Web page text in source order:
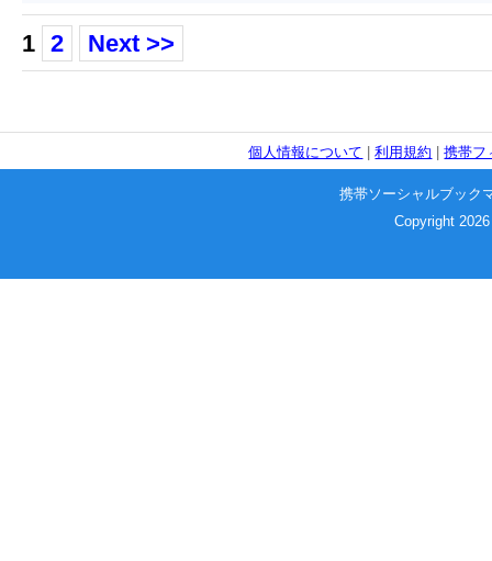
1 2 Next >>
個人情報について |利用規約 |携帯フ
携帯ソーシャルブック
Copyright